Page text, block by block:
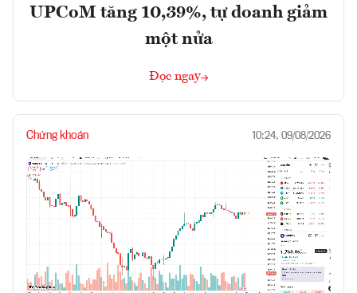
UPCoM tăng 10,39%, tự doanh giảm
một nửa
Đọc ngay
Chứng khoán 10:24, 09/08/2026